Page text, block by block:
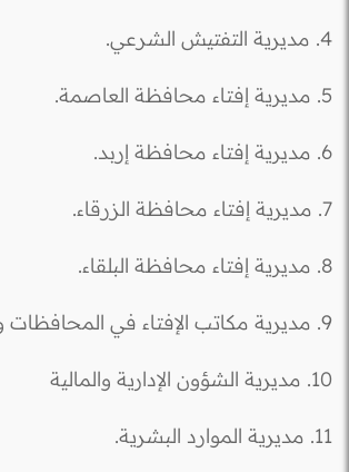
4. مديرية التفتيش الشرعي.
5. مديرية إفتاء محافظة العاصمة.
6. مديرية إفتاء محافظة إربد.
7. مديرية إفتاء محافظة الزرقاء.
8. مديرية إفتاء محافظة البلقاء.
9. مديرية مكاتب الإفتاء في المحافظات والألوية.
10. مديرية الشؤون الإدارية والمالية
11. مديرية الموارد البشرية.